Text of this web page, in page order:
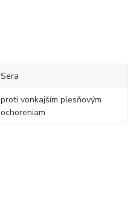
Sera
proti vonkajším plesňovým
ochoreniam